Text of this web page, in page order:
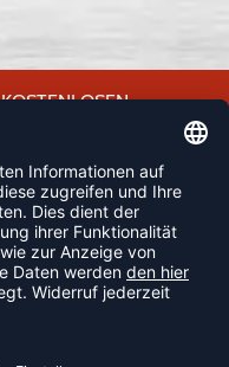
UND VERPASSE KEINE